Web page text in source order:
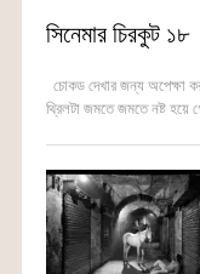
সিনেমার চিরকুট ১৮
চোকড দেখার জন্য অপেক্ষা
থ্রিলটা জমতে জমতে নষ্ট হয়ে